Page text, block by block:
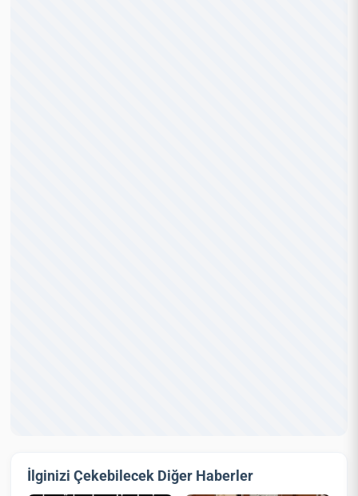
İlginizi Çekebilecek Diğer Haberler